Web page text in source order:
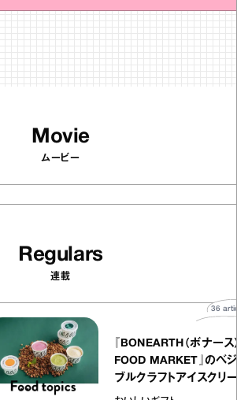
Movie
ムービー
Regulars
連載
『BONEARTH（
FOOD MARKET
ブルクラフトア
｜真野知子の「